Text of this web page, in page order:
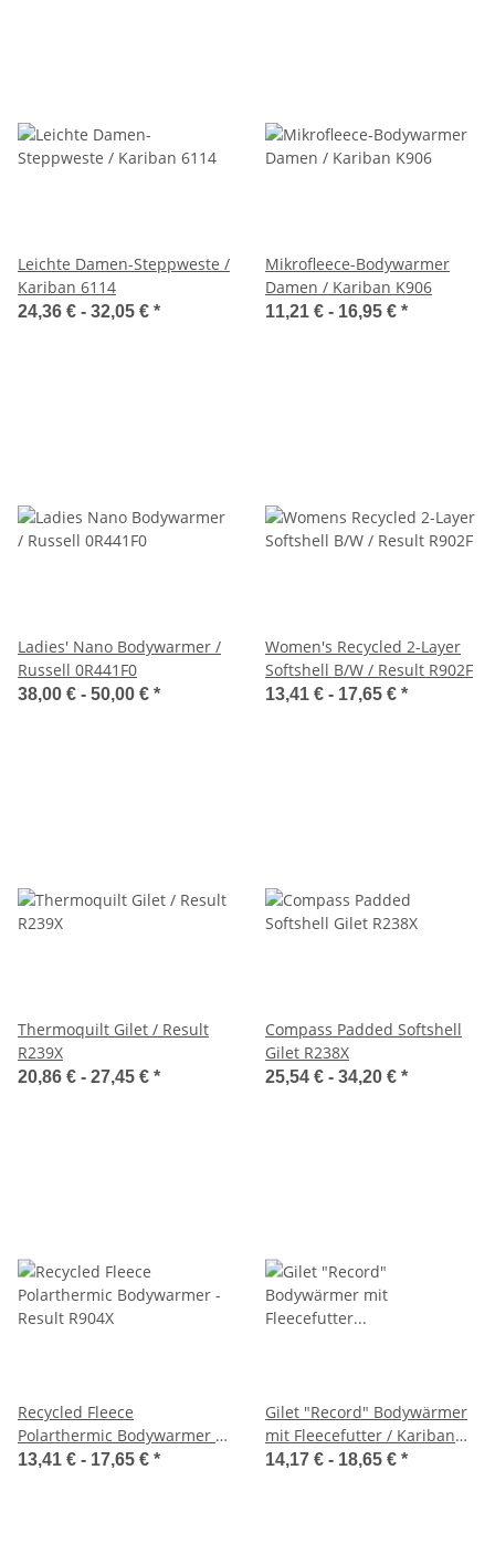
Leichte Damen-Steppweste /
Kariban 6114
24,36 € - 32,05 € *
Mikrofleece-Bodywarmer
Damen / Kariban K906
11,21 € - 16,95 € *
Ladies' Nano Bodywarmer /
Russell 0R441F0
38,00 € - 50,00 € *
Women's Recycled 2-Layer
Softshell B/W / Result R902F
13,41 € - 17,65 € *
Thermoquilt Gilet / Result
R239X
20,86 € - 27,45 € *
Compass Padded Softshell
Gilet R238X
25,54 € - 34,20 € *
Recycled Fleece
Polarthermic Bodywarmer -
Result R904X
13,41 € - 17,65 € *
Gilet "Record" Bodywärmer
mit Fleecefutter / Kariban
K679
14,17 € - 18,65 € *